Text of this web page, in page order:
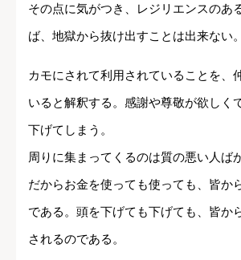
その点に気がつき、レジリエンスのあ
ば、地獄から抜け出すことは出来ない。
カモにされて利用されていることを、
いると解釈する。感謝や尊敬が欲しく
下げてしまう。
周りに集まってくるのは質の悪い人ば
だからお金を使っても使っても、皆か
である。頭を下げても下げても、皆か
されるのである。